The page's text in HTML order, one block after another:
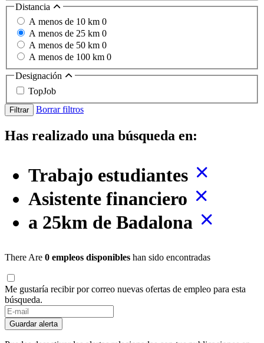
Distancia
A menos de 10 km 0
A menos de 25 km 0
A menos de 50 km 0
A menos de 100 km 0
Designación
TopJob
Filtrar Borrar filtros
Has realizado una búsqueda en:
Trabajo estudiantes
Asistente financiero
a 25km de Badalona
There Are 0 empleos disponibles han sido encontradas
Me gustaría recibir por correo nuevas ofertas de empleo para esta
búsqueda.
Guardar alerta